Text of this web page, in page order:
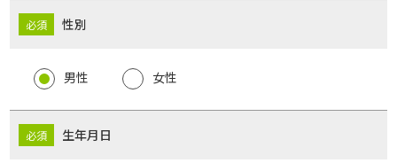
性別
男性 女性
生年月日